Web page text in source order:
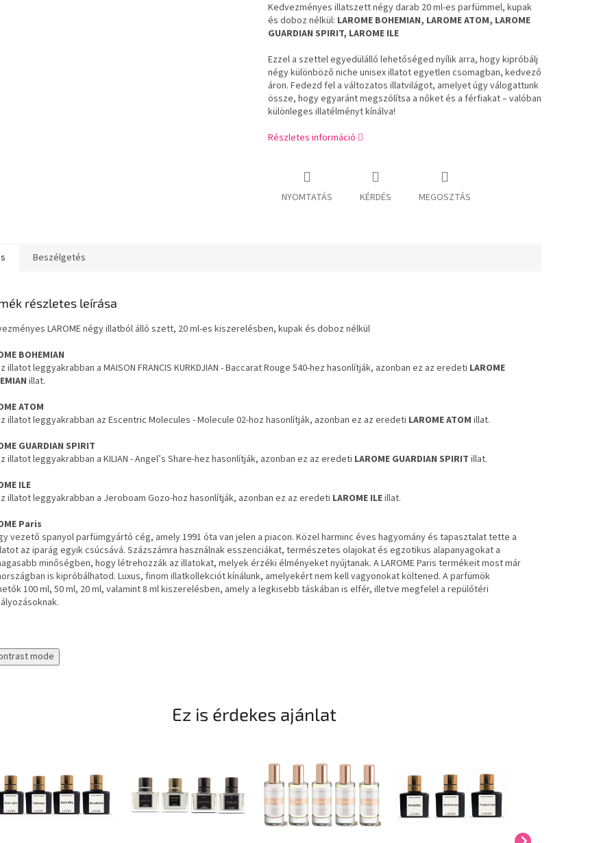
Kedvezményes illatszett négy darab 20 ml-es parfümmel, kupak
és doboz nélkül: LAROME BOHEMIAN, LAROME ATOM, LAROME
GUARDIAN SPIRIT, LAROME ILE
Ezzel a szettel egyedülálló lehetőséged nyílik arra, hogy kipróbálj
négy különböző niche unisex illatot egyetlen csomagban, kedvező
áron. Fedezd fel a változatos illatvilágot, amelyet úgy válogattunk
össze, hogy egyaránt megszólítsa a nőket és a férfiakat – valóban
különleges illatélményt kínálva!
Részletes információ
NYOMTATÁS KÉRDÉS MEGOSZTÁS
Beszélgetés
részletes leírása
LAROME négy illatból álló szett, 20 ml-es kiszerelésben, kupak és doboz nélkül
BOHEMIAN
illatot leggyakrabban a MAISON FRANCIS KURKDJIAN - Baccarat Rouge 540-hez hasonlítják, azonban ez az eredeti LAROME
illat.
ATOM
illatot leggyakrabban az Escentric Molecules - Molecule 02-hoz hasonlítják, azonban ez az eredeti LAROME ATOM illat.
GUARDIAN SPIRIT
illatot leggyakrabban a KILIAN - Angel’s Share-hez hasonlítják, azonban ez az eredeti LAROME GUARDIAN SPIRIT illat.
ILE
illatot leggyakrabban a Jeroboam Gozo-hoz hasonlítják, azonban ez az eredeti LAROME ILEillat.
Paris
vezető spanyol parfümgyártó cég, amely 1991 óta van jelen a piacon. Közel harminc éves hagyomány és tapasztalat tette a
az iparág egyik csúcsává. Százszámra használnak esszenciákat, természetes olajokat és egzotikus alapanyagokat a
minőségben, hogy létrehozzák az illatokat, melyek érzéki élményeket nyújtanak. A LAROME Paris termékeit most már
is kipróbálhatod. Luxus, finom illatkollekciót kínálunk, amelyekért nem kell vagyonokat költened. A parfümök
100 ml, 50 ml, 20 ml, valamint 8 ml kiszerelésben, amely a legkisebb táskában is elfér, illetve megfelel a repülőtéri
mode
Ez is érdekes ajánlat